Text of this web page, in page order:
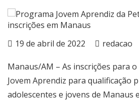
19 de abril de 2022 redacao
Manaus/AM – As inscrições para
Jovem Aprendiz para qualificação
adolescentes e jovens de Manaus